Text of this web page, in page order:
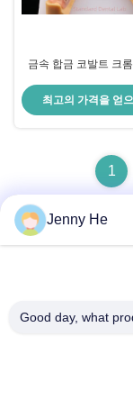
금속 합금 코발트 크롬
프레임
최고의 가격을 얻
1
주소
Jenny He
Good day, what